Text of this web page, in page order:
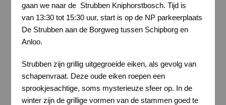
gaan we naar de Strubben Kniphorstbosch. Tijd is
van 13:30 tot 15:30 uur, start is op de NP parkeerplaats
De Strubben aan de Borgweg tussen Schipborg en
Anloo.
Strubben zijn grillig uitgegroeide eiken, als gevolg van
schapenvraat. Deze oude eiken roepen een
sprookjesachtige, soms mysterieuze sfeer op. In de
winter zijn de grillige vormen van de stammen goed te